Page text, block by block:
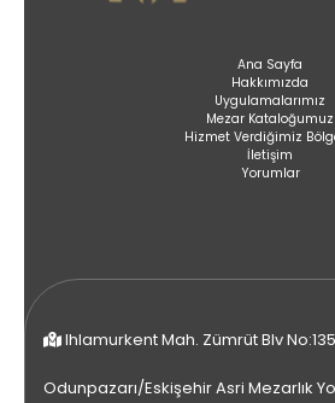
Ana Sayfa
Hakkımızda
Uygulamalarımız
Mezar Kataloğumuz
Hizmet Verdiğimiz
İletişim
Yorumlar
Ihlamurkent Mah. Zümrüt Blv
Odunpazarı/Eskişehir Asri Mezarlık